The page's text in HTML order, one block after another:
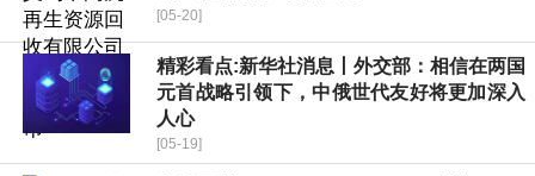
[05-20]
精彩看点:新华社消息丨外交部：相信在两国
元首战略引领下，中俄世代友好将更加深入
人心
[05-19]